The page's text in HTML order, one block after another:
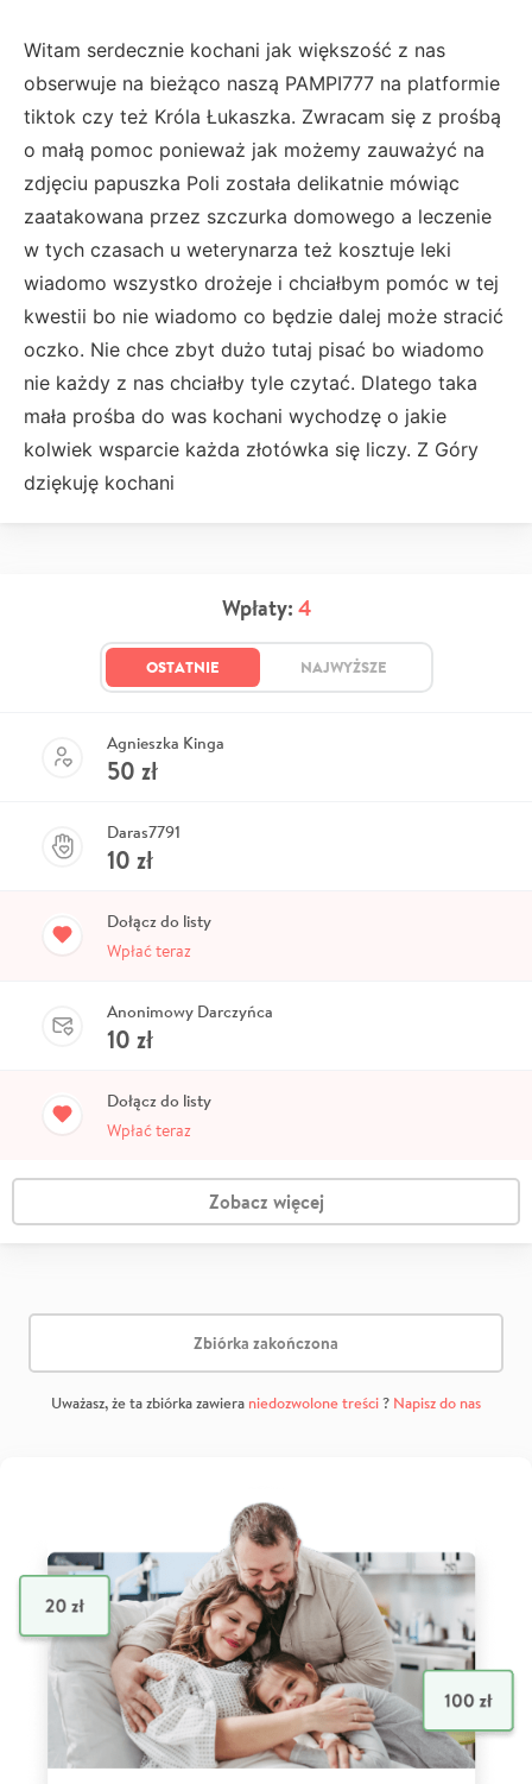
Witam serdecznie kochani jak większość z nas
obserwuje na bieżąco naszą PAMPI777 na platformie
tiktok czy też Króla Łukaszka. Zwracam się z prośbą
o małą pomoc ponieważ jak możemy zauważyć na
zdjęciu papuszka Poli została delikatnie mówiąc
zaatakowana przez szczurka domowego a leczenie
w tych czasach u weterynarza też kosztuje leki
wiadomo wszystko drożeje i chciałbym pomóc w tej
kwestii bo nie wiadomo co będzie dalej może stracić
oczko. Nie chce zbyt dużo tutaj pisać bo wiadomo
nie każdy z nas chciałby tyle czytać. Dlatego taka
mała prośba do was kochani wychodzę o jakie
kolwiek wsparcie każda złotówka się liczy. Z Góry
dziękuję kochani
Wpłaty: 4
OSTATNIE NAJWYŻSZE
Agnieszka Kinga
50 zł
Daras7791
10 zł
Dołącz do listy
Wpłać teraz
Anonimowy Darczyńca
10 zł
Dołącz do listy
Wpłać teraz
Zobacz więcej
Zbiórka zakończona
Uważasz, że ta zbiórka zawiera niedozwolone treści? Napisz do nas